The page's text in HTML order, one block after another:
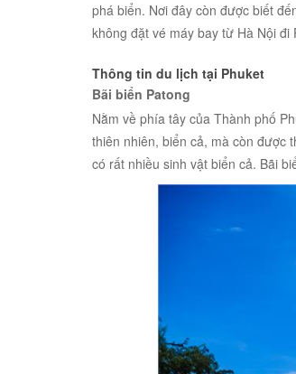
phá biển. Nơi đây còn được biết
không đặt vé máy bay từ Hà Nội
Thông tin du lịch tại Phuket
Bãi biển Patong
Nằm về phía tây của Thành phố
thiên nhiên, biển cả, mà còn được
có rất nhiều sinh vật biển cả. Bãi